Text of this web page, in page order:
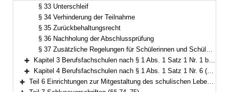
§ 33 Unterschleif
§ 34 Verhinderung der Teilnahme
§ 35 Zurückbehaltungsrecht
§ 36 Nachholung der Abschlussprüfung
§ 37 Zusätzliche Regelungen für Schülerinnen und Schüler staatlich genehmigter Ersatzschulen
Bereich erweitern
Kapitel 3 Berufsfachschulen nach § 1 Abs. 1 Satz 1 Nr. 1 bis 5 (§§ 38–57)
Bereich erweitern
Kapitel 4 Berufsfachschulen nach § 1 Abs. 1 Satz 1 Nr. 6 (§§ 58–72)
Bereich erweitern
Teil 6 Einrichtungen zur Mitgestaltung des schulischen Lebens (§ 73)